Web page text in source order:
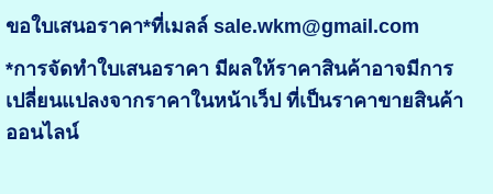
ขอใบเสนอราคา*ที่เมลล์ sale.wkm@gmail.com
*การจัดทำใบเสนอราคา มีผลให้ราคาสินค้าอาจมีการ
เปลี่ยนแปลงจากราคาในหน้าเว็ป ที่เป็นราคาขายสินค้า
ออนไลน์